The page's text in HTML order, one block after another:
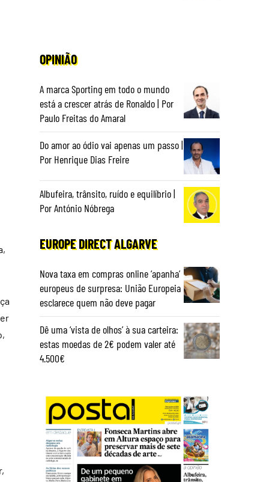
OPINIÃO
A marca Sporting em todo o mundo
está a crescer atrás de Ronaldo | Por
Paulo Freitas do Amaral
Do amor ao ódio vai apenas um passo |
Por Henrique Dias Freire
Albufeira, trânsito, ruído e equilíbrio |
Por António Nóbrega
EUROPE DIRECT ALGARVE
Nova taxa em compras online ‘apanha’
europeus de surpresa: União Europeia
esclarece quem não deve pagar
Dê uma ‘vista de olhos’ à sua carteira:
estas moedas de 2€ podem valer até
4.500€